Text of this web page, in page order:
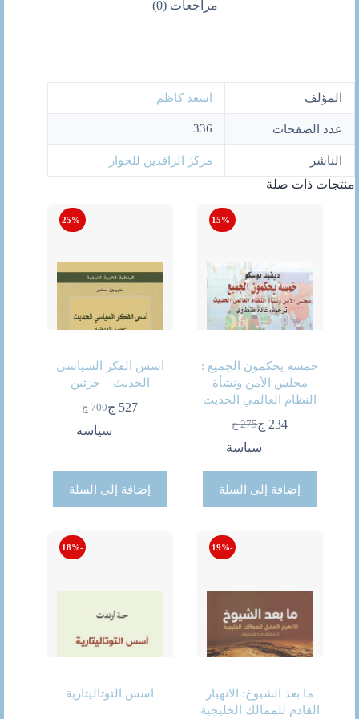
مراجعات (0)
المؤلف اسعد كاظم
عدد الصفحات 336
الناشر مركز الرافدين للحوار
منتجات ذات صلة
-15%
خمسة يحكمون الجميع :
مجلس الأمن ونشأة
النظام العالمي الحديث
275 ج
السعر
الأصلي
234 جالسعر
الحالي
سياسة
إضافة إلى السلة
-25%
اسس الفكر السياسى
الحديث – جزئين
700 ج
السعر
الأصلي
527 جالسعر
الحالي
سياسة
إضافة إلى السلة
-19%
ما بعد الشيوخ: الانهيار
القادم للممالك الخليجية
-18%
اسس التوتاليتارية